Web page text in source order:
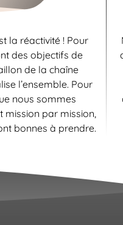
la réactivité ! Pour
des objectifs de
de la chaîne
l’ensemble. Pour
nous sommes
mission par mission,
bonnes à prendre.